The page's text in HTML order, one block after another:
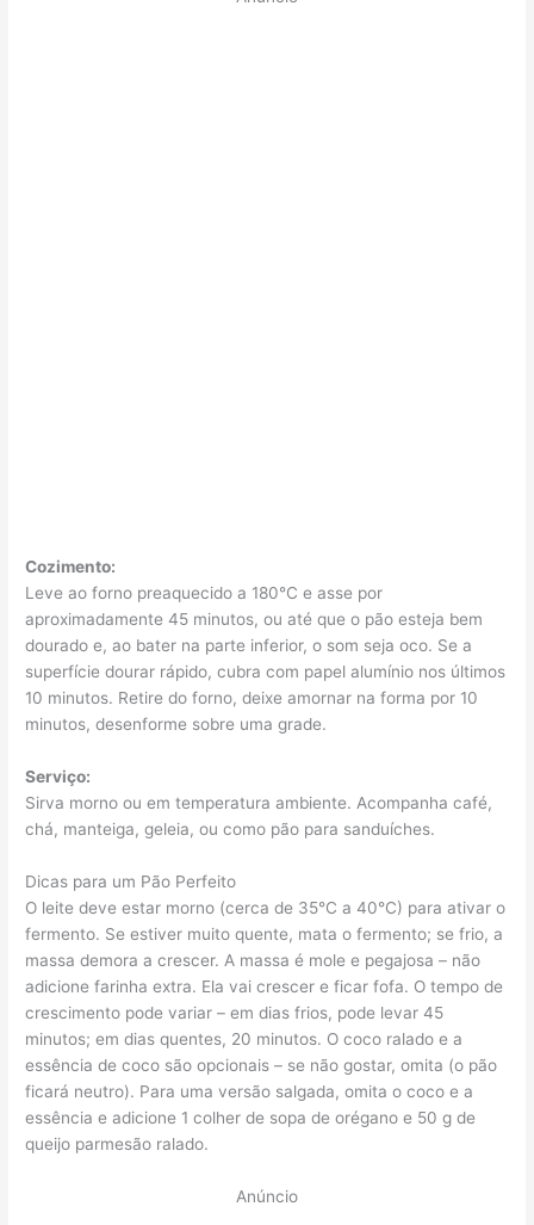
Cozimento:
Leve ao forno preaquecido a 180°C e asse por
aproximadamente 45 minutos, ou até que o pão esteja bem
dourado e, ao bater na parte inferior, o som seja oco. Se a
superfície dourar rápido, cubra com papel alumínio nos últimos
10 minutos. Retire do forno, deixe amornar na forma por 10
minutos, desenforme sobre uma grade.
Serviço:
Sirva morno ou em temperatura ambiente. Acompanha café,
chá, manteiga, geleia, ou como pão para sanduíches.
Dicas para um Pão Perfeito
O leite deve estar morno (cerca de 35°C a 40°C) para ativar o
fermento. Se estiver muito quente, mata o fermento; se frio, a
massa demora a crescer. A massa é mole e pegajosa – não
adicione farinha extra. Ela vai crescer e ficar fofa. O tempo de
crescimento pode variar – em dias frios, pode levar 45
minutos; em dias quentes, 20 minutos. O coco ralado e a
essência de coco são opcionais – se não gostar, omita (o pão
ficará neutro). Para uma versão salgada, omita o coco e a
essência e adicione 1 colher de sopa de orégano e 50 g de
queijo parmesão ralado.
Anúncio